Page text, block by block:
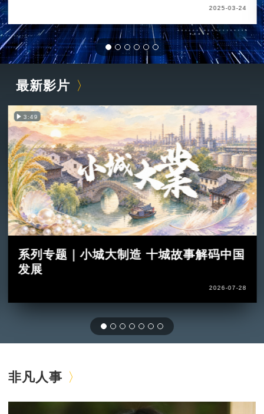
2025-03-24
最新影片
3:49
系列专题｜小城大制造 十城故事解码中国
发展
2026-07-28
非凡人事